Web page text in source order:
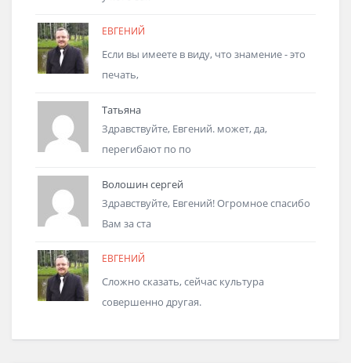
ЕВГЕНИЙ
Если вы имеете в виду, что знамение - это
печать,
Татьяна
Здравствуйте, Евгений. может, да,
перегибают по по
Волошин сергей
Здравствуйте, Евгений! Огромное спасибо
Вам за ста
ЕВГЕНИЙ
Сложно сказать, сейчас культура
совершенно другая.